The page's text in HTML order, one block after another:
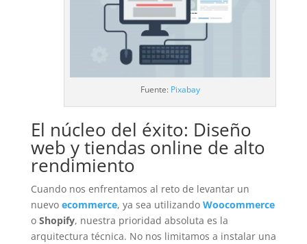
Fuente: Pixabay
El núcleo del éxito: Diseño
web y tiendas online de alto
rendimiento
Cuando nos enfrentamos al reto de levantar un
nuevo ecommerce, ya sea utilizando Woocommerce
o Shopify, nuestra prioridad absoluta es la
arquitectura técnica. No nos limitamos a instalar una